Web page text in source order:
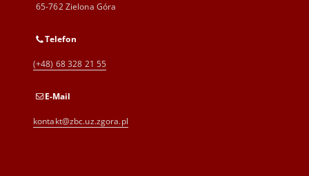
65-762 Zielona Góra
Telefon
(+48) 68 328 21 55
E-Mail
kontakt@zbc.uz.zgora.pl